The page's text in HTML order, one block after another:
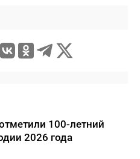
100-летний
2026 года